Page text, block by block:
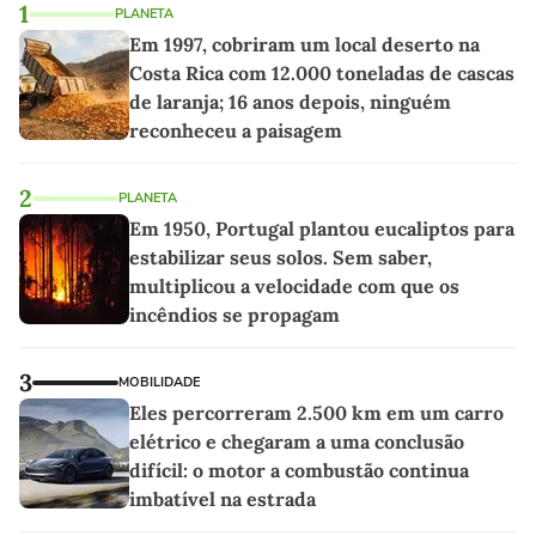
1 PLANETA
Em 1997, cobriram um local deserto na
Costa Rica com 12.000 toneladas de cascas
de laranja; 16 anos depois, ninguém
reconheceu a paisagem
2 PLANETA
Em 1950, Portugal plantou eucaliptos para
estabilizar seus solos. Sem saber,
multiplicou a velocidade com que os
incêndios se propagam
3 MOBILIDADE
Eles percorreram 2.500 km em um carro
elétrico e chegaram a uma conclusão
difícil: o motor a combustão continua
imbatível na estrada